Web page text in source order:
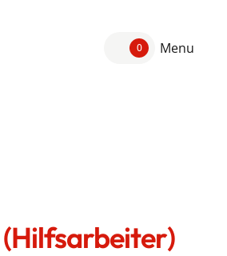
0 Menu